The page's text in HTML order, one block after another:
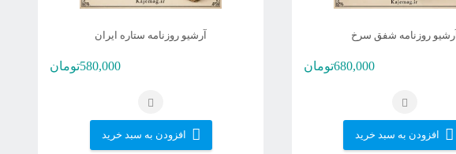
آرشیو روزنامه شفق سرخ
680,000تومان
افزودن به سبد خرید
آرشیو روزنامه ستاره ایران
580,000تومان
افزودن به سبد خرید